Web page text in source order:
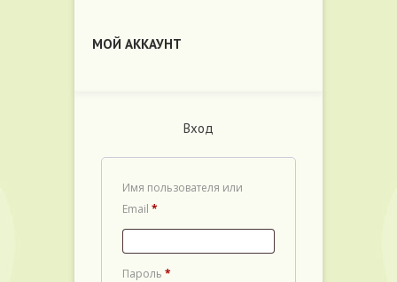
МОЙ АККАУНТ
Вход
Имя пользователя или
Email *
Пароль *